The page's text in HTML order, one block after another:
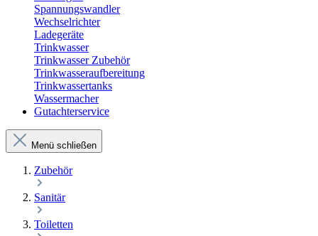
Spannungswandler
Wechselrichter
Ladegeräte
Trinkwasser
Trinkwasser Zubehör
Trinkwasseraufbereitung
Trinkwassertanks
Wassermacher
Gutachterservice
Menü schließen
Zubehör
Sanitär
Toiletten